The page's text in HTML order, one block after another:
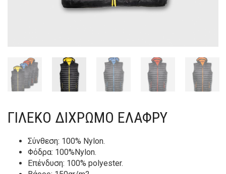
ΓΙΛΕΚΟ ΔΙΧΡΩΜΟ ΕΛΑΦΡΥ
Σύνθεση: 100% Nylon.
Φόδρα: 100%Nylon.
Επένδυση: 100% polyester.